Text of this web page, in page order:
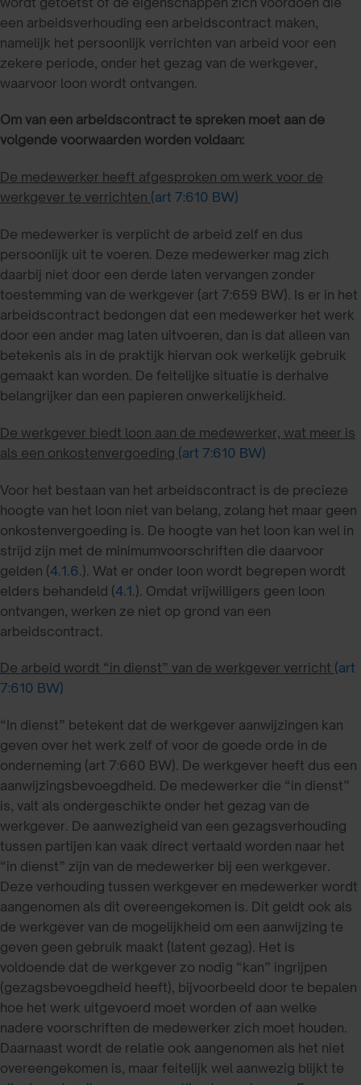
een arbeidsverhouding een arbeidscontract maken,
namelijk het persoonlijk verrichten van arbeid voor een
zekere periode, onder het gezag van de werkgever,
waarvoor loon wordt ontvangen.
Om van een arbeidscontract te spreken moet aan de
volgende voorwaarden worden voldaan:
De medewerker heeft afgesproken om werk voor de
werkgever te verrichten (art 7:610 BW)
De medewerker is verplicht de arbeid zelf en dus
persoonlijk uit te voeren. Deze medewerker mag zich
daarbij niet door een derde laten vervangen zonder
toestemming van de werkgever (art 7:659 BW). Is er in het
arbeidscontract bedongen dat een medewerker het werk
door een ander mag laten uitvoeren, dan is dat alleen van
betekenis als in de praktijk hiervan ook werkelijk gebruik
gemaakt kan worden. De feitelijke situatie is derhalve
belangrijker dan een papieren onwerkelijkheid.
De werkgever biedt loon aan de medewerker, wat meer is
als een onkostenvergoeding (art 7:610 BW)
Voor het bestaan van het arbeidscontract is de precieze
hoogte van het loon niet van belang, zolang het maar geen
onkostenvergoeding is. De hoogte van het loon kan wel in
strijd zijn met de minimumvoorschriften die daarvoor
gelden (4.1.6.). Wat er onder loon wordt begrepen wordt
elders behandeld (4.1.). Omdat vrijwilligers geen loon
ontvangen, werken ze niet op grond van een
arbeidscontract.
De arbeid wordt “in dienst” van de werkgever verricht (art
7:610 BW)
“In dienst” betekent dat de werkgever aanwijzingen kan
geven over het werk zelf of voor de goede orde in de
onderneming (art 7:660 BW). De werkgever heeft dus een
aanwijzingsbevoegdheid. De medewerker die “in dienst”
is, valt als ondergeschikte onder het gezag van de
werkgever. De aanwezigheid van een gezagsverhouding
tussen partijen kan vaak direct vertaald worden naar het
“in dienst” zijn van de medewerker bij een werkgever.
Deze verhouding tussen werkgever en medewerker wordt
aangenomen als dit overeengekomen is. Dit geldt ook als
de werkgever van de mogelijkheid om een aanwijzing te
geven geen gebruik maakt (latent gezag). Het is
voldoende dat de werkgever zo nodig “kan” ingrijpen
(gezagsbevoegdheid heeft), bijvoorbeeld door te bepalen
hoe het werk uitgevoerd moet worden of aan welke
nadere voorschriften de medewerker zich moet houden.
Daarnaast wordt de relatie ook aangenomen als het niet
overeengekomen is, maar feitelijk wel aanwezig blijkt te